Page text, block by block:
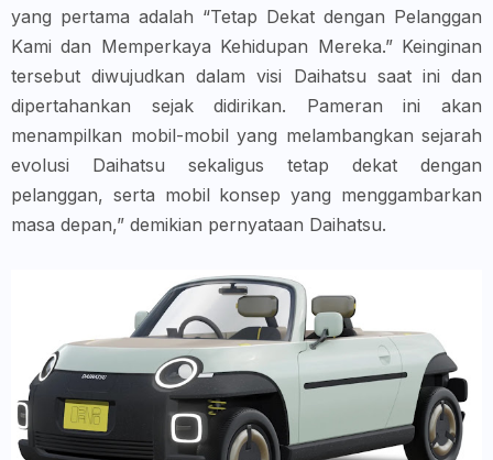
yang pertama adalah “Tetap Dekat dengan Pelanggan
Kami dan Memperkaya Kehidupan Mereka.” Keinginan
tersebut diwujudkan dalam visi Daihatsu saat ini dan
dipertahankan sejak didirikan. Pameran ini akan
menampilkan mobil-mobil yang melambangkan sejarah
evolusi Daihatsu sekaligus tetap dekat dengan
pelanggan, serta mobil konsep yang menggambarkan
masa depan,” demikian pernyataan Daihatsu.